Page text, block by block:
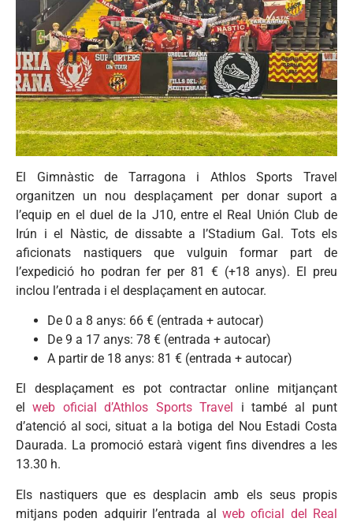
El Gimnàstic de Tarragona i Athlos Sports Travel
organitzen un nou desplaçament per donar suport a
l’equip en el duel de la J10, entre el Real Unión Club de
Irún i el Nàstic, de dissabte a l’Stadium Gal. Tots els
aficionats nastiquers que vulguin formar part de
l’expedició ho podran fer per 81 € (+18 anys). El preu
inclou l’entrada i el desplaçament en autocar.
De 0 a 8 anys: 66 € (entrada + autocar)
De 9 a 17 anys: 78 € (entrada + autocar)
A partir de 18 anys: 81 € (entrada + autocar)
El desplaçament es pot contractar online mitjançant
elweb oficial d’Athlos Sports Travel
i també al punt
d’atenció al soci, situat a la botiga del Nou Estadi Costa
Daurada. La promoció estarà vigent fins divendres a les
13.30 h.
Els nastiquers que es desplacin amb els seus propis
mitjans poden adquirir l’entrada al web oficial del Real